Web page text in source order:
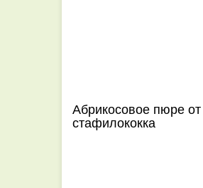
Абрикосовое пюре от
стафилококка